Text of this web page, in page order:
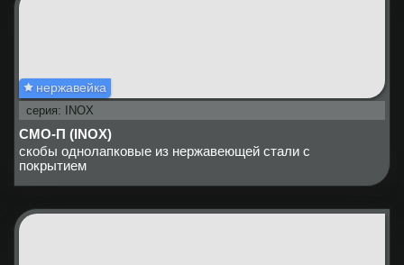
нержавейка
серия: INOX
СМО-П (INOX)
скобы однолапковые из нержавеющей стали с
покрытием